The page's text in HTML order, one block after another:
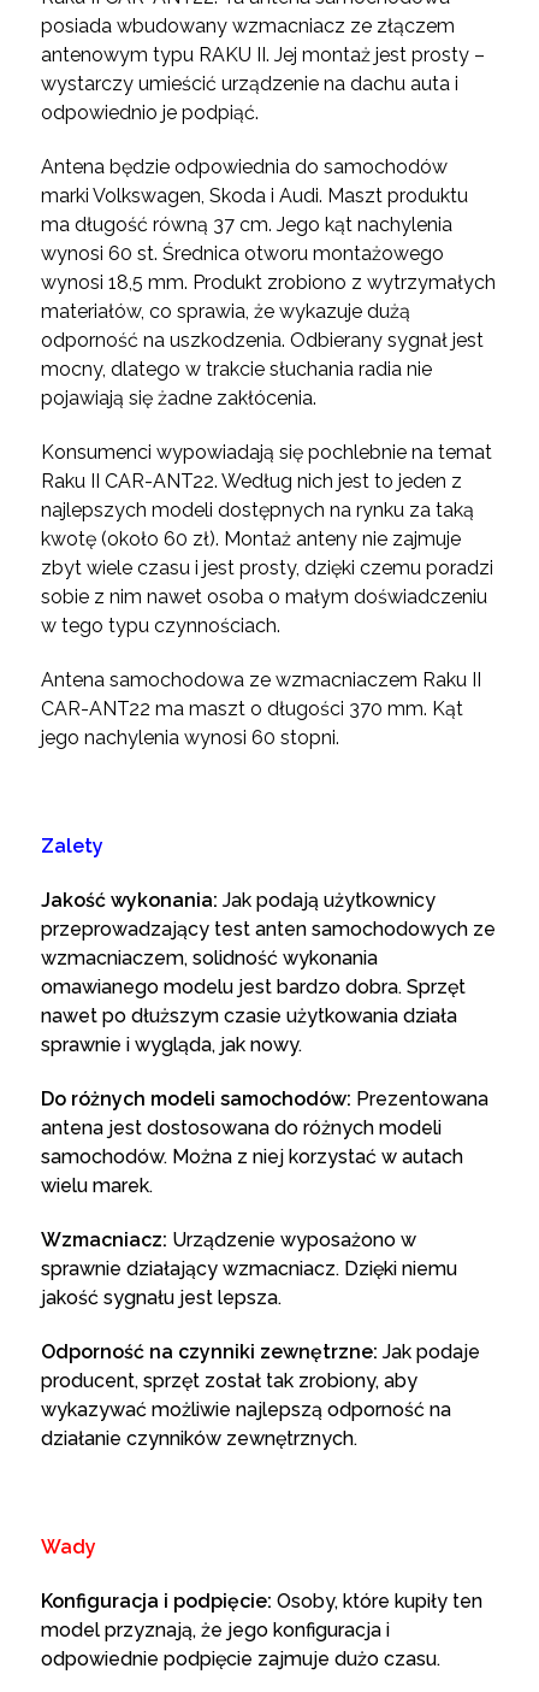
posiada wbudowany wzmacniacz ze złączem
antenowym typu RAKU II. Jej montaż jest prosty –
wystarczy umieścić urządzenie na dachu auta i
odpowiednio je podpiąć.
Antena będzie odpowiednia do samochodów
marki Volkswagen, Skoda i Audi. Maszt produktu
ma długość równą 37 cm. Jego kąt nachylenia
wynosi 60 st. Średnica otworu montażowego
wynosi 18,5 mm. Produkt zrobiono z wytrzymałych
materiałów, co sprawia, że wykazuje dużą
odporność na uszkodzenia. Odbierany sygnał jest
mocny, dlatego w trakcie słuchania radia nie
pojawiają się żadne zakłócenia.
Konsumenci wypowiadają się pochlebnie na temat
Raku II CAR-ANT22. Według nich jest to jeden z
najlepszych modeli dostępnych na rynku za taką
kwotę (około 60 zł). Montaż anteny nie zajmuje
zbyt wiele czasu i jest prosty, dzięki czemu poradzi
sobie z nim nawet osoba o małym doświadczeniu
w tego typu czynnościach.
Antena samochodowa ze wzmacniaczem Raku II
CAR-ANT22 ma maszt o długości 370 mm. Kąt
jego nachylenia wynosi 60 stopni.
Zalety
Jakość wykonania: Jak podają użytkownicy
przeprowadzający test anten samochodowych ze
wzmacniaczem, solidność wykonania
omawianego modelu jest bardzo dobra. Sprzęt
nawet po dłuższym czasie użytkowania działa
sprawnie i wygląda, jak nowy.
Do różnych modeli samochodów: Prezentowana
antena jest dostosowana do różnych modeli
samochodów. Można z niej korzystać w autach
wielu marek.
Wzmacniacz: Urządzenie wyposażono w
sprawnie działający wzmacniacz. Dzięki niemu
jakość sygnału jest lepsza.
Odporność na czynniki zewnętrzne: Jak podaje
producent, sprzęt został tak zrobiony, aby
wykazywać możliwie najlepszą odporność na
działanie czynników zewnętrznych.
Wady
Konfiguracja i podpięcie: Osoby, które kupiły ten
model przyznają, że jego konfiguracja i
odpowiednie podpięcie zajmuje dużo czasu.